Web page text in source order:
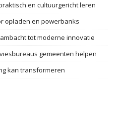
en cultuurgericht leren
opladen en powerbanks
tot moderne innovatie
gemeenten helpen
kan transformeren